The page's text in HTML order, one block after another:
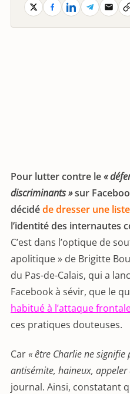
Pour lutter contre le«
discriminants »sur
décidéde dresser une
l’identité des internautes
C’est dans l’optique de
apolitique » de Brigitte
du Pas-de-Calais, qui a
Facebook à sévir, que le
habitué à l’attaque
ces pratiques douteuses.
Car« être Charlie ne
antisémite, haineux, appeler
journal. Ainsi, constatant